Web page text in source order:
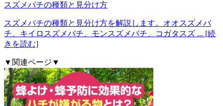
スズメバチの種類と見分け方
スズメバチの種類と見分け方を解説します。オオスズメバ
チ、キイロスズメバチ、モンスズメバチ、コガタスズ ... [続
きを読む]
▼関連ページ▼